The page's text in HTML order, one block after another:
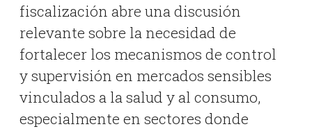
fiscalización abre una discusión
relevante sobre la necesidad de
fortalecer los mecanismos de control
y supervisión en mercados sensibles
vinculados a la salud y al consumo,
especialmente en sectores donde